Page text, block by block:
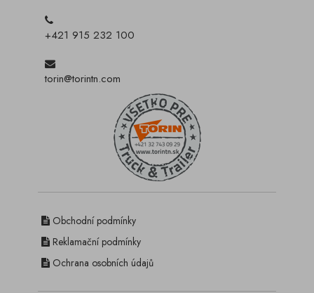
+421 915 232 100
torin@torintn.com
Obchodní podmínky
Reklamační podmínky
Ochrana osobních údajů